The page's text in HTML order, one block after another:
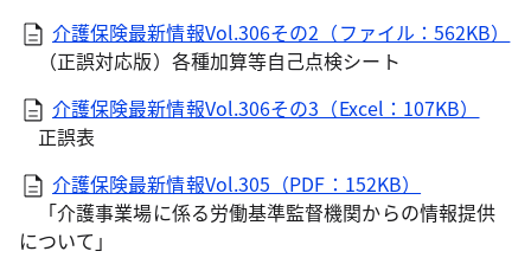
介護保険最新情報Vol.306その2（ファイル：562KB）
（正誤対応版）各種加算等自己点検シート
介護保険最新情報Vol.306その3（Excel：107KB）
正誤表
介護保険最新情報Vol.305（PDF：152KB）
「介護事業場に係る労働基準監督機関からの情報提供
について」